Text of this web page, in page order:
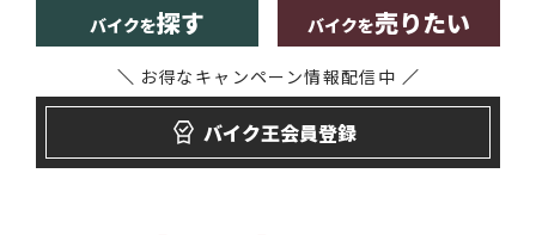
バイクを探す バイクを売りたい
バイク王会員登録
お得なキャンペーン情報配信中